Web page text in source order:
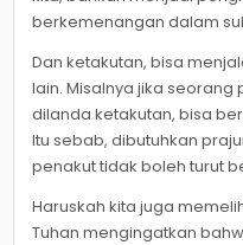
berkemenangan dalam
Dan ketakutan, bisa
lain. Misalnya jika
dilanda ketakutan, bisa
Itu sebab, dibutuhkan
penakut tidak boleh turut
Haruskah kita juga
Tuhan mengingatkan